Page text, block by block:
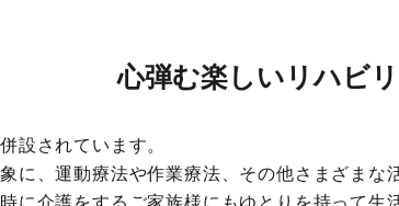
心弾む楽しいリハビリ
設されています。
に、運動療法や作業療法、その他さまざまな
に介護をするご家族様にもゆとりを持って生